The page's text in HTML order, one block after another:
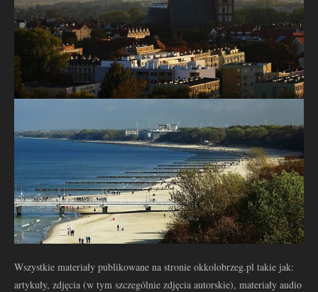
Wszystkie materiały publikowane na stronie okkolobrzeg.pl takie jak:
artykuły, zdjęcia (w tym szczególnie zdjęcia autorskie), materiały audio